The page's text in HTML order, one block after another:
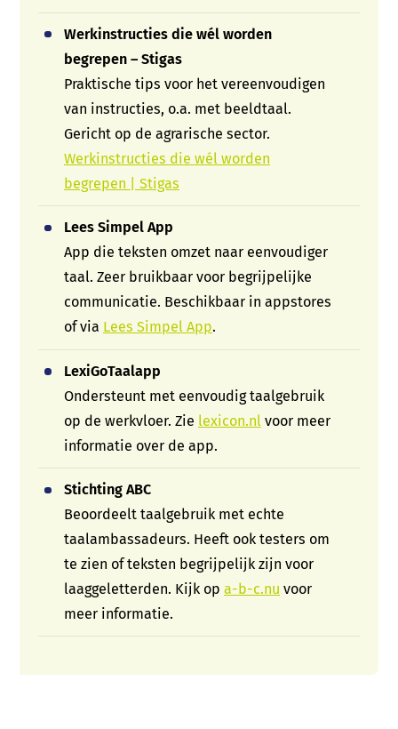
Werkinstructies die wél worden
begrepen – Stigas
Praktische tips voor het vereenvoudigen
van instructies, o.a. met beeldtaal.
Gericht op de agrarische sector.
Werkinstructies die wél worden
begrepen | Stigas
Lees Simpel App
App die teksten omzet naar eenvoudiger
taal. Zeer bruikbaar voor begrijpelijke
communicatie. Beschikbaar in appstores
of via Lees Simpel App.
LexiGoTaalapp
Ondersteunt met eenvoudig taalgebruik
op de werkvloer. Zie lexicon.nl voor meer
informatie over de app.
Stichting ABC
Beoordeelt taalgebruik met echte
taalambassadeurs. Heeft ook testers om
te zien of teksten begrijpelijk zijn voor
laaggeletterden. Kijk op a-b-c.nu voor
meer informatie.